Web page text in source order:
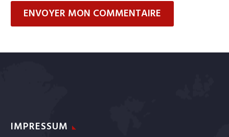
ENVOYER MON COMMENTAIRE
IMPRESSUM